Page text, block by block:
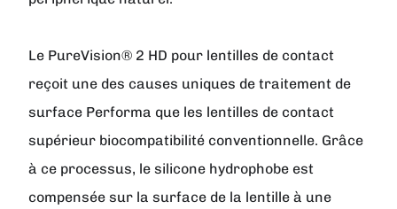
Le PureVision® 2 HD pour lentilles de contact
reçoit une des causes uniques de traitement de
surface Performa que les lentilles de contact
supérieur biocompatibilité conventionnelle. Grâce
à ce processus, le silicone hydrophobe est
compensée sur la surface de la lentille à une